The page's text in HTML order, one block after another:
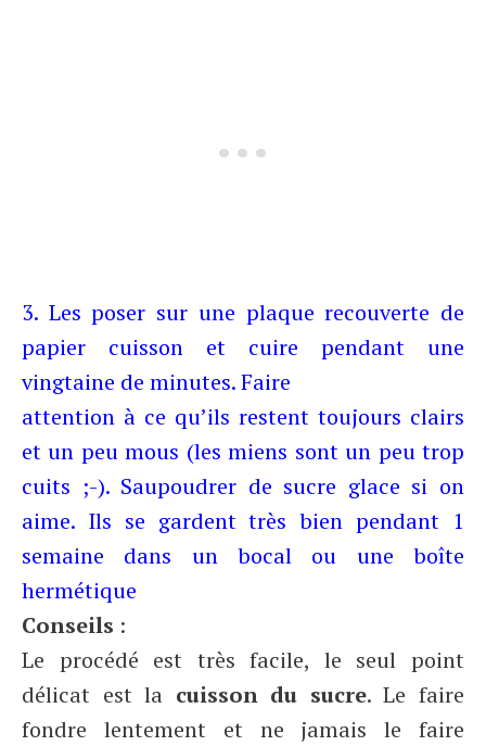
3. Les poser sur une plaque recouverte de
papier cuisson et cuire pendant une
vingtaine de minutes. Faire
attention à ce qu’ils restent toujours clairs
et un peu mous (les miens sont un peu trop
cuits ;-). Saupoudrer de sucre glace si on
aime. Ils se gardent très bien pendant 1
semaine dans un bocal ou une boîte
hermétique
Conseils :
Le procédé est très facile, le seul point
délicat est la cuisson du sucre. Le faire
fondre lentement et ne jamais le faire